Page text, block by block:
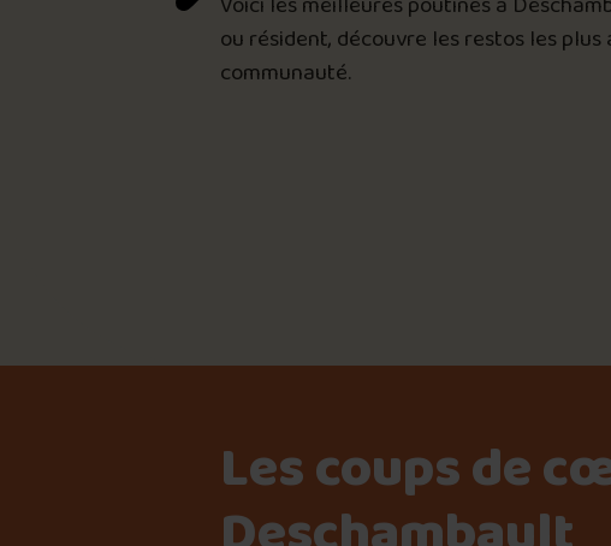
ou résident, découvre les restos les
communauté.
Les coups de